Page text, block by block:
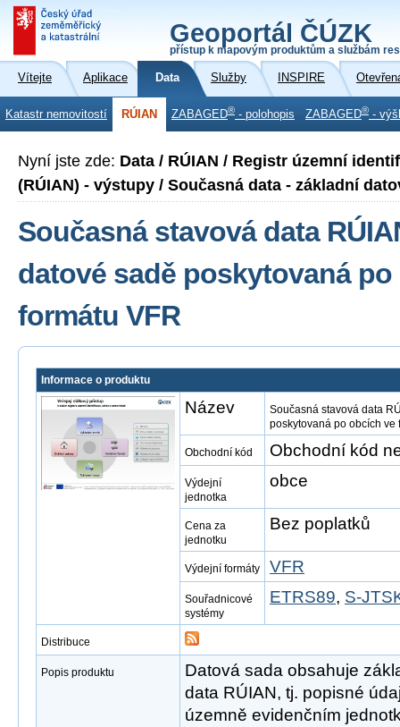
Geoportál ČÚZK
přístup k mapovým produktům a službám
Vítejte Aplikace Data Služby INSPIRE
Katastr nemovitostí RÚIAN ZABAGED® - polohopis ZABAGED® -
Nyní jste zde: Data / RÚIAN / Registr územní
(RÚIAN) - výstupy / Současná data - základní
Současná stavová data
datové sadě poskytovaná
formátu VFR
Informace o produktu
Název
Současná stavová data
poskytovaná po obcích ve
Obchodní kód Obchodní kód
Výdejní
jednotka
obce
Cena za
jednotku
Bez poplatků
Výdejní formáty VFR
Souřadnicové
systémy
ETRS89, S-
Distribuce
Popis produktu
Datová sada obsahuje
data RÚIAN, tj. popisné
územně evidenčním